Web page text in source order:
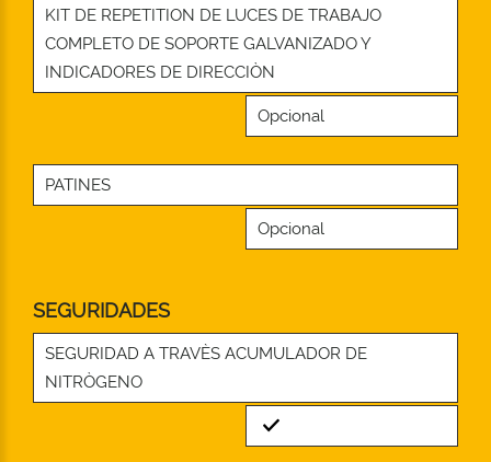
KIT DE REPETITION DE LUCES DE TRABAJO
COMPLETO DE SOPORTE GALVANIZADO Y
INDICADORES DE DIRECCIÒN
Opcional
PATINES
Opcional
SEGURIDADES
SEGURIDAD A TRAVÈS ACUMULADOR DE
NITRÒGENO
Standard